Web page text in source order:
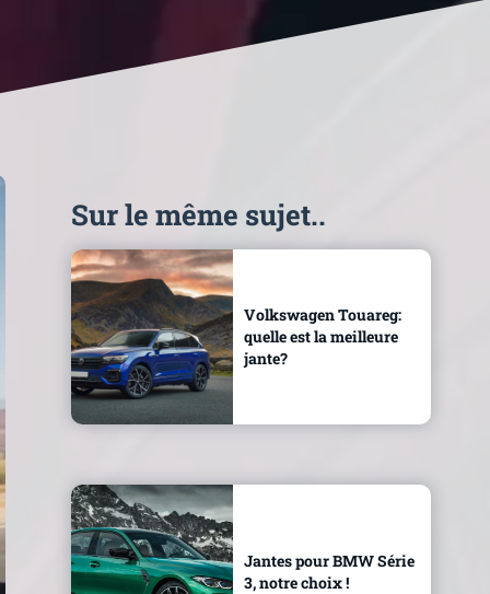
Sur le même sujet..
Volkswagen Touareg:
quelle est la meilleure
jante?
Jantes pour BMW Série
3, notre choix !